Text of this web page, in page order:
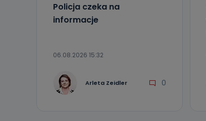
Policja czeka na
informacje
06.08.2026 15:32
Arleta Zeidler 0